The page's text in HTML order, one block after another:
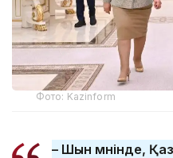
Фото: Kazinform
– Шын мәнінде,